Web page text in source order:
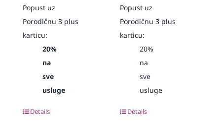
Popust uz
Porodičnu 3 plus
karticu:
20%
na
sve
usluge
Details
Popust uz
Porodičnu 3 plus
karticu:
20%
na
sve
usluge
Details